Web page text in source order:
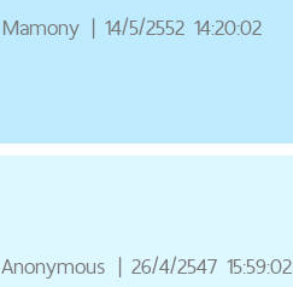
Mamony | 14/5/2552 14:20:02
Anonymous | 26/4/2547 15:59:02